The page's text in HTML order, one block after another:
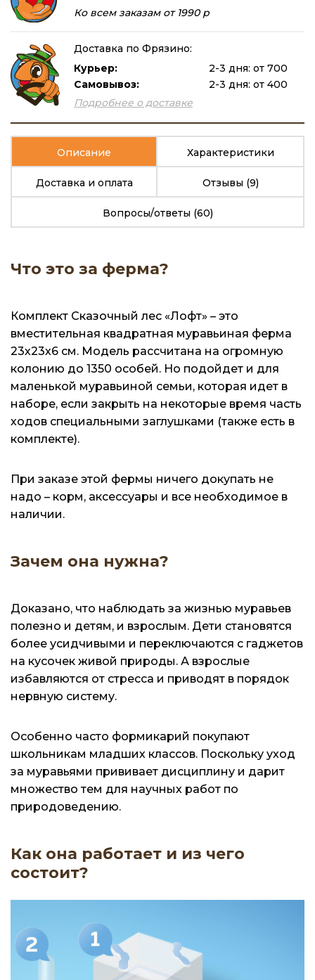
Ко всем заказам от 1990 р
Доставка по Фрязино:
Курьер:
2-3 дня: от 700
Самовывоз:
2-3 дня: от 400
Подробнее о доставке
Описание Характеристики
Доставка и оплата Отзывы (9)
Вопросы/ответы (60)
Что это за ферма?
Комплект Сказочный лес «Лофт» – это
вместительная квадратная муравьиная ферма
23х23х6 см. Модель рассчитана на огромную
колонию до 1350 особей. Но подойдет и для
маленькой муравьиной семьи, которая идет в
наборе, если закрыть на некоторые время часть
ходов специальными заглушками (также есть в
комплекте).
При заказе этой фермы ничего докупать не
надо – корм, аксессуары и все необходимое в
наличии.
Зачем она нужна?
Доказано, что наблюдать за жизнью муравьев
полезно и детям, и взрослым. Дети становятся
более усидчивыми и переключаются с гаджетов
на кусочек живой природы. А взрослые
избавляются от стресса и приводят в порядок
нервную систему.
Особенно часто формикарий покупают
школьникам младших классов. Поскольку уход
за муравьями прививает дисциплину и дарит
множество тем для научных работ по
природоведению.
Как она работает и из чего
состоит?